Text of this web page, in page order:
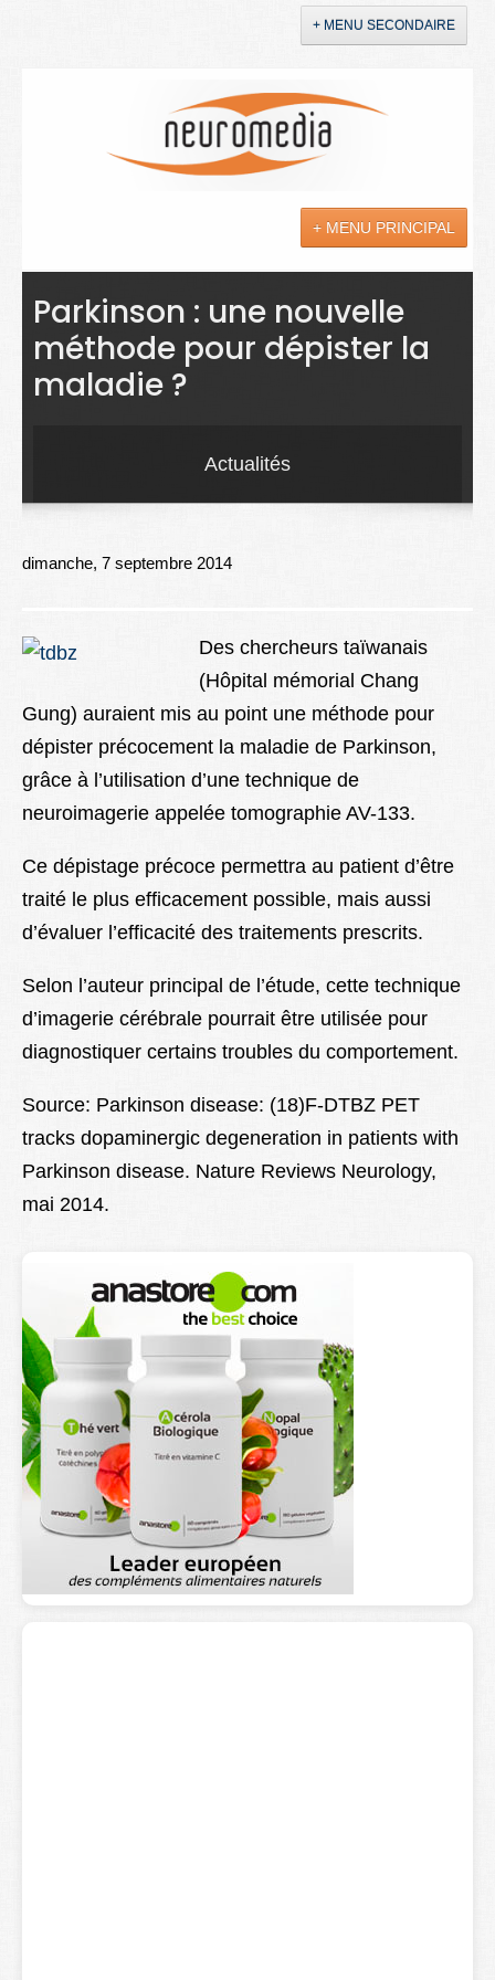
+ MENU SECONDAIRE
+ MENU PRINCIPAL
Actualités
Sciences
Maladies
Better Health
Parkinson : une nouvelle
méthode pour dépister la
maladie ?
Actualités
dimanche, 7 septembre 2014
Des chercheurs taïwanais
(Hôpital mémorial Chang
Gung) auraient mis au point une méthode pour
dépister précocement la maladie de Parkinson,
grâce à l’utilisation d’une technique de
neuroimagerie appelée tomographie AV-133.
Ce dépistage précoce permettra au patient d’être
traité le plus efficacement possible, mais aussi
d’évaluer l’efficacité des traitements prescrits.
Selon l’auteur principal de l’étude, cette technique
d’imagerie cérébrale pourrait être utilisée pour
diagnostiquer certains troubles du comportement.
Source: Parkinson disease: (18)F-DTBZ PET
tracks dopaminergic degeneration in patients with
Parkinson disease. Nature Reviews Neurology,
mai 2014.